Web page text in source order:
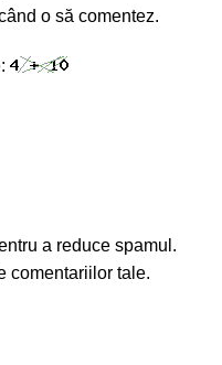
o să comentez.
a reduce spamul.
comentariilor tale.